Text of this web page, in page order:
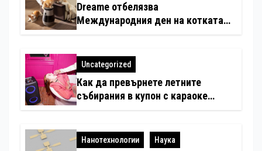
Dreame отбелязва
Международния ден на котката
любимци
Uncategorized
Как да превърнете летните
събирания в купон с караоке
Нанотехнологии Наука